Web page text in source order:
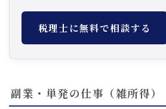
税理士に無料で相談する
副業・単発の仕事（雑所得）